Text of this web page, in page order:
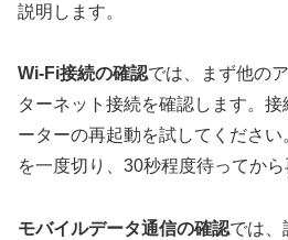
説明します。
Wi-Fi接続の確認では、まず他の
ターネット接続を確認します。
ーターの再起動を試してくださ
を一度切り、30秒程度待ってから
モバイルデータ通信の確認では、